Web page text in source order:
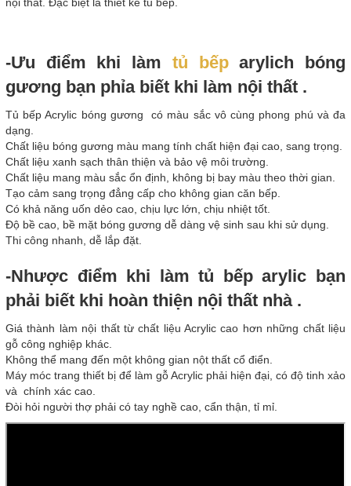
-Ưu điểm khi làm tủ bếparylich bóng
gương bạn phỉa biết khi làm nội thất .
Tủ bếp Acrylic bóng gương có màu sắc vô cùng phong phú và đa
dạng.
Chất liệu bóng gương màu mang tính chất hiện đại cao, sang trọng.
Chất liệu xanh sạch thân thiện và bảo vệ môi trường.
Chất liệu mang màu sắc ổn định, không bị bay màu theo thời gian.
Tạo cảm sang trọng đẳng cấp cho không gian căn bếp.
Có khả năng uốn dẻo cao, chịu lực lớn, chịu nhiệt tốt.
Độ bề cao, bề mặt bóng gương dễ dàng vệ sinh sau khi sử dụng.
Thi công nhanh, dễ lắp đặt.
-Nhược điểm khi làm tủ bếp arylic bạn
phải biết khi hoàn thiện nội thất nhà .
Giá thành làm nội thất từ chất liệu Acrylic cao hơn những chất liệu
gỗ công nghiệp khác.
Không thể mang đến một không gian nột thất cổ điển.
Máy móc trang thiết bị để làm gỗ Acrylic phải hiện đại, có độ tinh xảo
và chính xác cao.
Đòi hỏi người thợ phải có tay nghề cao, cẩn thận, tỉ mỉ.